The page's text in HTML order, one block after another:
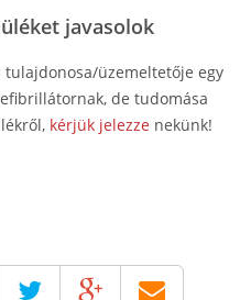
javasolok
tulajdonosa/üzemeltetője egy
de tudomása
kérjük jelezze nekünk!